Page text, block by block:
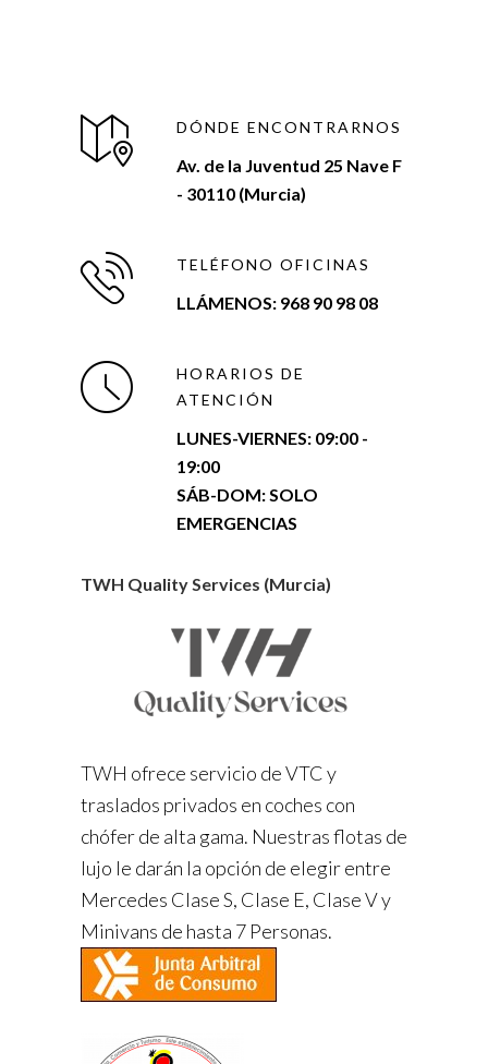
DÓNDE ENCONTRARNOS
Av. de la Juventud 25 Nave F
- 30110 (Murcia)
TELÉFONO OFICINAS
LLÁMENOS: 968 90 98 08
HORARIOS DE
ATENCIÓN
LUNES-VIERNES: 09:00 -
19:00
SÁB-DOM: SOLO
EMERGENCIAS
TWH Quality Services (Murcia)
TWH ofrece servicio de VTC y
traslados privados en coches con
chófer de alta gama. Nuestras flotas de
lujo le darán la opción de elegir entre
Mercedes Clase S, Clase E, Clase V y
Minivans de hasta 7 Personas.